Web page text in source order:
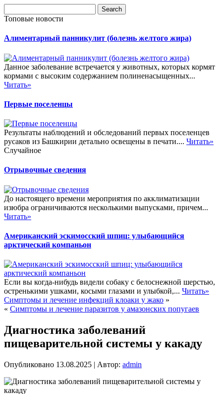
Топовые новости
Алиментарный панникулит (болезнь желтого жира)
Данное заболевание встречается у животных, которых кормят
кормами с высоким содержанием полиненасыщенных...
Читать»
Первые поселенцы
Результаты наблюдений и обследований первых поселенцев
русаков из Башкирии детально освещены в печати.... Читать»
Случайное
Отрывочные сведения
До настоящего времени мероприятия по акклиматизации
изюбра ограничиваются несколькими выпусками, причем...
Читать»
Американский эскимосский шпиц: улыбающийся
арктический компаньон
Если вы когда-нибудь видели собаку с белоснежной шерстью,
остренькими ушками, косыми глазами и улыбкой,... Читать»
Симптомы и лечение инфекций клоаки у жако »
« Симптомы и лечение паразитов у амазонских попугаев
Диагностика заболеваний
пищеварительной системы у какаду
Опубликовано 13.08.2025 | Автор: admin